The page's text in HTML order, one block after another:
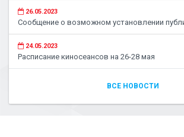
26.05.2023
Сообщение о возможном установлении
24.05.2023
Расписание киносеансов на 26-28 мая
ВСЕ НОВОСТИ